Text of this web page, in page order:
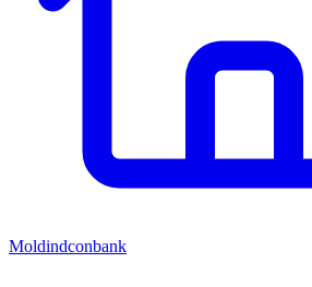
Moldindconbank